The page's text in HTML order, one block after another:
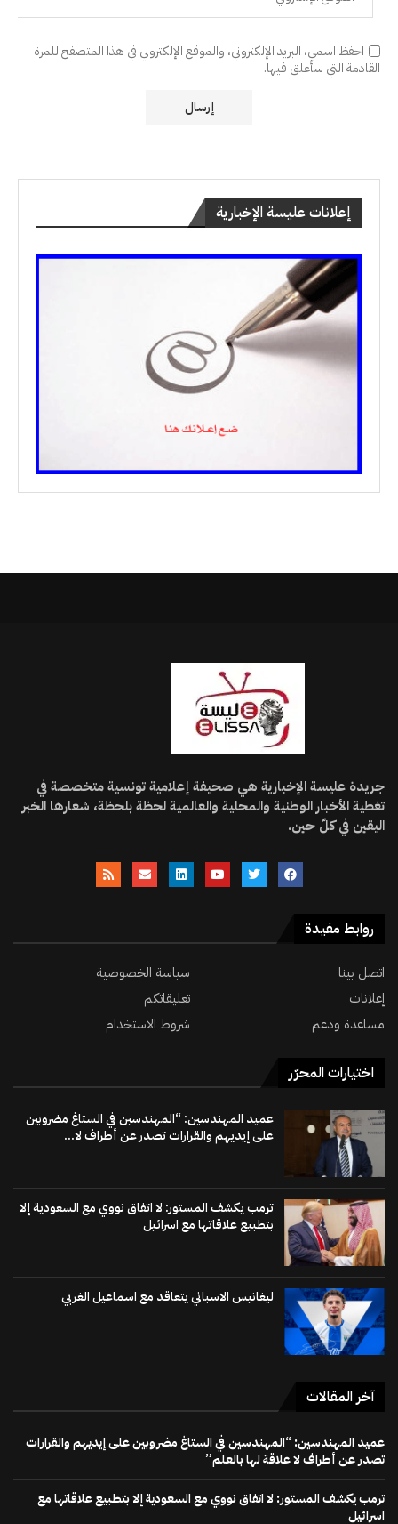
احفظ اسمي، البريد الإلكتروني، والموقع الإلكتروني في هذا المتصفح للمرة
القادمة التي سأعلق فيها.
إعلانات عليسة الإخبارية
جريدة عليسة الإخبارية هي صحيفة إعلامية تونسية متخصصة في
تغطية الأخبار الوطنية والمحلية والعالمية لحظة بلحظة، شعارها الخبر
اليقين في كلّ حين.
روابط مفيدة
اتصل بينا
سياسة الخصوصية
إعلانات
تعليقاتكم
مساعدة ودعم
شروط الاستخدام
اختيارات المحرّر
عميد المهندسين: “المهندسين في الستاغ مضروبين
على إيديهم والقرارات تصدر عن أطراف لا...
ترمب يكشف المستور: لا اتفاق نووي مع السعودية إلا
بتطبيع علاقاتها مع اسرائيل
ليغانيس الاسباني يتعاقد مع اسماعيل الغربي
آخر المقالات
عميد المهندسين: “المهندسين في الستاغ مضروبين على إيديهم والقرارات
تصدر عن أطراف لا علاقة لها بالعلم”
ترمب يكشف المستور: لا اتفاق نووي مع السعودية إلا بتطبيع علاقاتها مع
اسرائيل